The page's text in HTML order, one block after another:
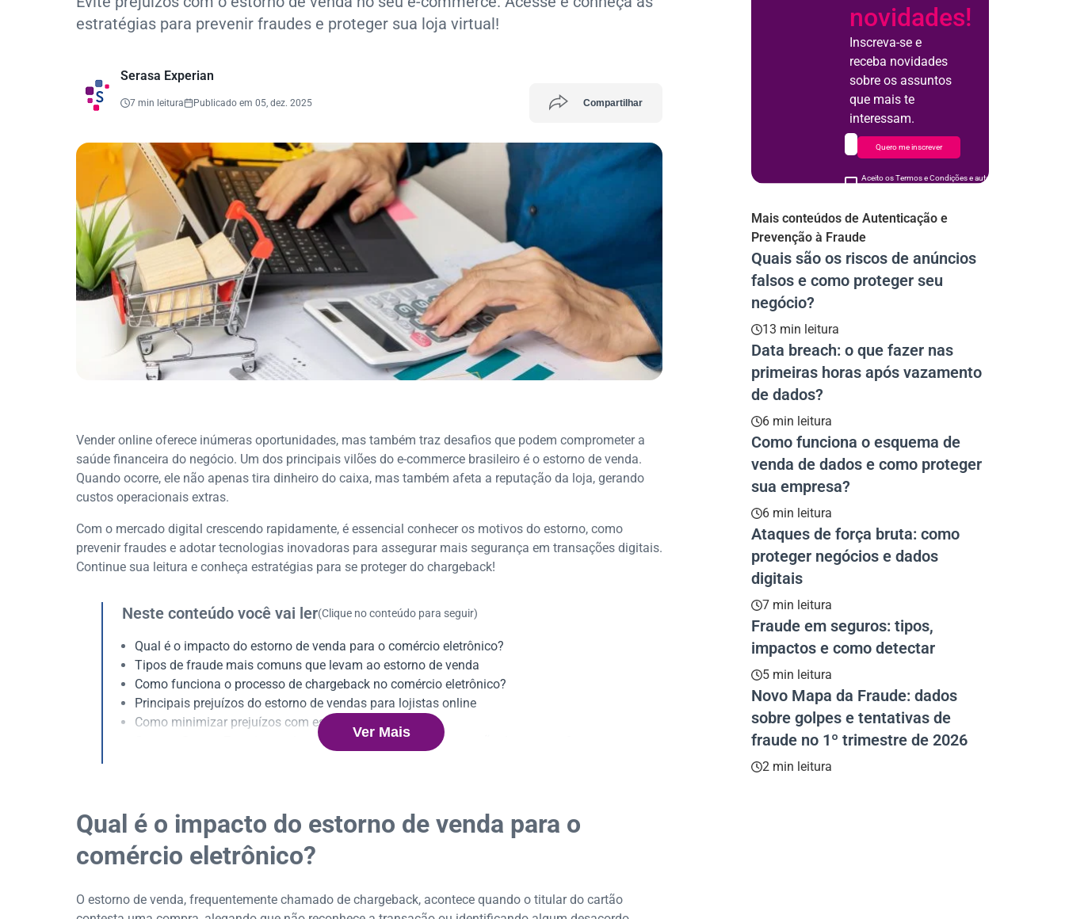
estratégias para prevenir fraudes e proteger sua loja virtual!
Serasa Experian
7 min leitura Publicado em 05, dez. 2025 Compartilhar
Vender online oferece inúmeras oportunidades, mas também traz desafios que podem comprometer a
saúde financeira do negócio. Um dos principais vilões do e-commerce brasileiro é o estorno de venda.
Quando ocorre, ele não apenas tira dinheiro do caixa, mas também afeta a reputação da loja, gerando
custos operacionais extras.
Com o mercado digital crescendo rapidamente, é essencial conhecer os motivos do estorno, como
prevenir fraudes e adotar tecnologias inovadoras para assegurar mais segurança em transações digitais.
Continue sua leitura e conheça estratégias para se proteger do chargeback!
Neste conteúdo você vai ler(Clique no conteúdo para seguir)
Qual é o impacto do estorno de venda para o comércio eletrônico?
Tipos de fraude mais comuns que levam ao estorno de venda
Como funciona o processo de chargeback no comércio eletrônico?
Principais prejuízos do estorno de vendas para lojistas online
Como minimizar prejuízos com estorno de venda?
Como a Serasa Experian pode apoiar seu comércio na prevenção de estornos?
Ver Mais
Qual é o impacto do estorno de venda para o
comércio eletrônico?
O estorno de venda, frequentemente chamado de chargeback, acontece quando o titular do cartão
novidades!
Inscreva-se e
receba novidades
sobre os assuntos
que mais te
interessam.
Aceito os Termos e Condições e autorizo o uso de meus
Quero me inscrever
Mais conteúdos de Autenticação e
Prevenção à Fraude
Quais são os riscos de anúncios
falsos e como proteger seu
negócio?
13 min leitura
Data breach: o que fazer nas
primeiras horas após vazamento
de dados?
6 min leitura
Como funciona o esquema de
venda de dados e como proteger
sua empresa?
6 min leitura
Ataques de força bruta: como
proteger negócios e dados
digitais
7 min leitura
Fraude em seguros: tipos,
impactos e como detectar
5 min leitura
Novo Mapa da Fraude: dados
sobre golpes e tentativas de
fraude no 1º trimestre de 2026
2 min leitura